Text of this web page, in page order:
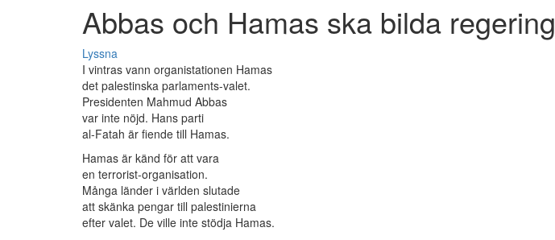
Abbas och Hamas ska bilda regering
Lyssna
I vintras vann organistationen Hamas
det palestinska parlaments-valet.
Presidenten Mahmud Abbas
var inte nöjd. Hans parti
al-Fatah är fiende till Hamas.
Hamas är känd för att vara
en terrorist-organisation.
Många länder i världen slutade
att skänka pengar till palestinierna
efter valet. De ville inte stödja Hamas.